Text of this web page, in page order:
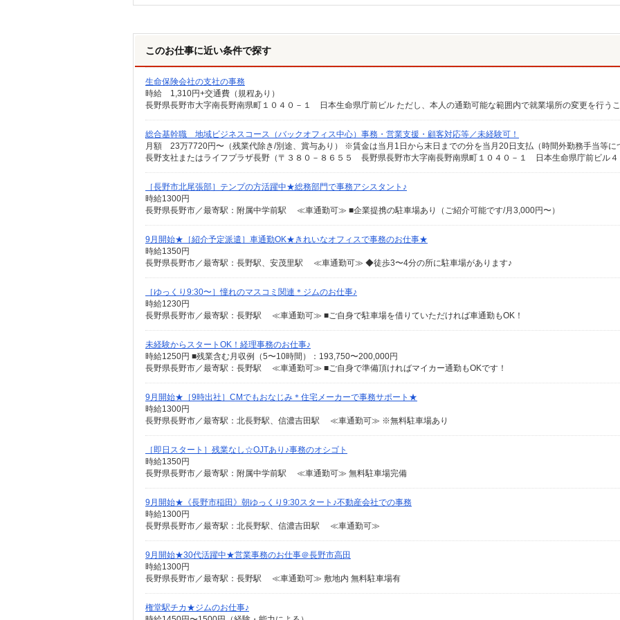
このお仕事に近い条件で探す
生命保険会社の支社の事務
時給 1,310円+交通費（規程あり）
総合基幹職 地域ビジネスコース（バックオフィス中心）事務・営業支援・顧客対応等／未経験可！
［長野市北尾張部］テンプの方活躍中★総務部門で事務アシスタント♪
時給1300円
長野県長野市／最寄駅：附属中学前駅 ≪車通勤可≫ ■企業提携の駐車場あり（ご紹介可能です/月3,000円〜）
9月開始★［紹介予定派遣］車通勤OK★きれいなオフィスで事務のお仕事★
時給1350円
長野県長野市／最寄駅：長野駅、安茂里駅 ≪車通勤可≫ ◆徒歩3〜4分の所に駐車場があります♪
［ゆっくり9:30〜］憧れのマスコミ関連＊ジムのお仕事♪
時給1230円
長野県長野市／最寄駅：長野駅 ≪車通勤可≫ ■ご自身で駐車場を借りていただければ車通勤もOK！
未経験からスタートOK！経理事務のお仕事♪
時給1250円 ■残業含む月収例（5〜10時間）：193,750〜200,000円
長野県長野市／最寄駅：長野駅 ≪車通勤可≫ ■ご自身で準備頂ければマイカー通勤もOKです！
9月開始★［9時出社］CMでもおなじみ＊住宅メーカーで事務サポート★
時給1300円
長野県長野市／最寄駅：北長野駅、信濃吉田駅 ≪車通勤可≫ ※無料駐車場あり
［即日スタート］残業なし☆OJTあり♪事務のオシゴト
時給1350円
長野県長野市／最寄駅：附属中学前駅 ≪車通勤可≫ 無料駐車場完備
9月開始★《長野市稲田》朝ゆっくり9:30スタート♪不動産会社での事務
時給1300円
長野県長野市／最寄駅：北長野駅、信濃吉田駅 ≪車通勤可≫
9月開始★30代活躍中★営業事務のお仕事＠長野市高田
時給1300円
長野県長野市／最寄駅：長野駅 ≪車通勤可≫ 敷地内 無料駐車場有
権堂駅チカ★ジムのお仕事♪